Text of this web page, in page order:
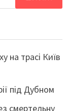
на трасі Київ
під Дубном
смертельну